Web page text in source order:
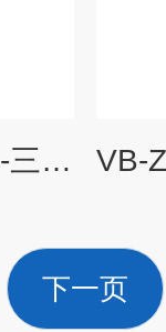
VB-Z9100KR-939SB3-三参数组合探头
下一页